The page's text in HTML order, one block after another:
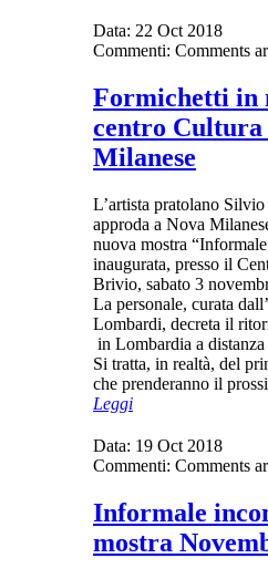
Data: 22 Oct 2018
Commenti: Comments
Formichetti in
centro Cultura
Milanese
L’artista pratolano
approda a Nova
nuova mostra
inaugurata, presso il
Brivio, sabato 3
La personale, curata
Lombardi, decreta il
in Lombardia a
Si tratta, in realtà, del
che prenderanno il
Leggi
Data: 19 Oct 2018
Commenti: Comments
Informale
mostra